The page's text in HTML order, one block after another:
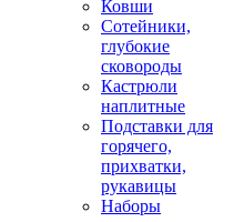
Ковши
Сотейники,
глубокие
сковороды
Кастрюли
наплитные
Подставки для
горячего,
прихватки,
рукавицы
Наборы